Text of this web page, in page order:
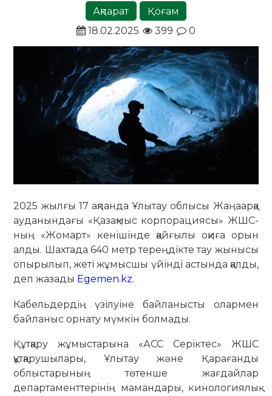
Ақпарат
Қоғам
18.02.2025
399 0
2025 жылғы 17 ақпанда Ұлытау облысы Жаңаарқа
ауданындағы «Қазақмыс корпорациясы» ЖШС-
ның «Жомарт» кенішінде қайғылы оқиға орын
алды. Шахтада 640 метр тереңдікте тау жынысы
опырылып, жеті жұмысшы үйінді астында қалды,
деп жазады Egemen.kz.
Кабельдердің үзілуіне байланысты олармен
байланыс орнату мүмкін болмады.
Құтқару жұмыстарына «АСС Серіктес» ЖШС
құтқарушылары, Ұлытау және Қарағанды
облыстарының төтенше жағдайлар
департаменттерінің мамандары, кинологиялық